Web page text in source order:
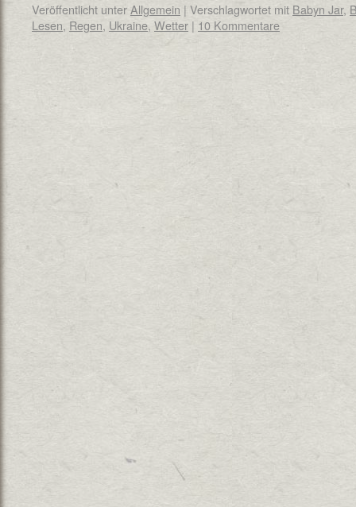
Veröffentlicht unterAllgemein | Verschlagwortet mit Babyn Jar,
Lesen, Regen, Ukraine, Wetter | 10 Kommentare